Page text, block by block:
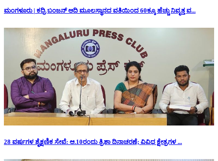
ಮಂಗಳೂರು | ಕದ್ರಿ ಬಂಜನ್ ಆದಿ ಮೂಲಸ್ಥಾನದ ವತಿಯಿಂದ 60ಕ್ಕೂ ಹೆಚ್ಚು ನಿವೃತ್ತ ವ...
28 ವರ್ಷಗಳ ಶೈಕ್ಷಣಿಕ ಸೇವೆ: ಆ.10ರಂದು ತ್ರಿಶಾ ದಿನಾಚರಣೆ; ವಿವಿಧ ಕ್ಷೇತ್ರಗಳ ...